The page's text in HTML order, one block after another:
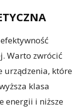
Warto zwrócić
urządzenia, które
klasa
energii i niższe